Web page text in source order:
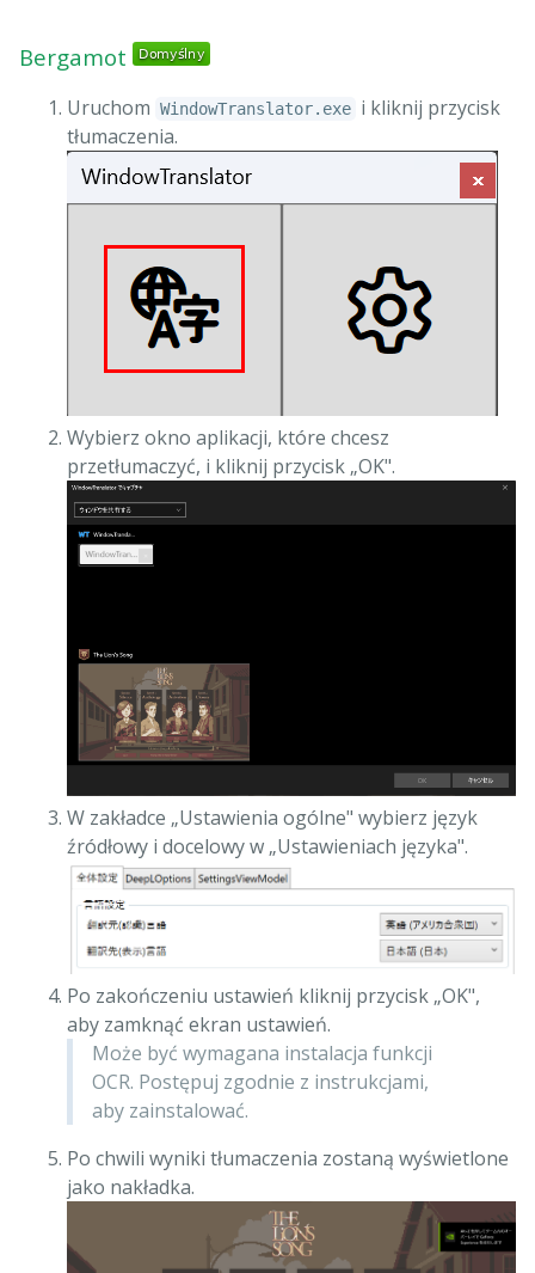
Bergamot
Uruchom WindowTranslator.exe i kliknij przycisk
tłumaczenia.
Wybierz okno aplikacji, które chcesz
przetłumaczyć, i kliknij przycisk „OK".
W zakładce „Ustawienia ogólne" wybierz język
źródłowy i docelowy w „Ustawieniach języka".
Po zakończeniu ustawień kliknij przycisk „OK",
aby zamknąć ekran ustawień.
Może być wymagana instalacja funkcji
OCR. Postępuj zgodnie z instrukcjami,
aby zainstalować.
Po chwili wyniki tłumaczenia zostaną wyświetlone
jako nakładka.